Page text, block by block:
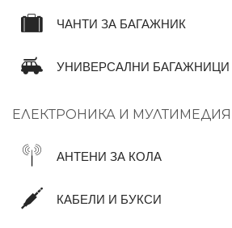
ЧАНТИ ЗА БАГАЖНИК
УНИВЕРСАЛНИ БАГАЖНИЦИ
ЕЛЕКТРОНИКА И МУЛТИМЕДИЯ
АНТЕНИ ЗА КОЛА
КАБЕЛИ И БУКСИ